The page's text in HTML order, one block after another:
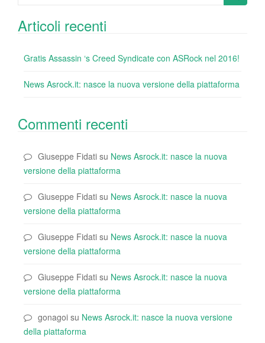
Articoli recenti
Gratis Assassin ‘s Creed Syndicate con ASRock nel 2016!
News Asrock.it: nasce la nuova versione della piattaforma
Commenti recenti
Giuseppe Fidati su News Asrock.it: nasce la nuova
versione della piattaforma
Giuseppe Fidati su News Asrock.it: nasce la nuova
versione della piattaforma
Giuseppe Fidati su News Asrock.it: nasce la nuova
versione della piattaforma
Giuseppe Fidati su News Asrock.it: nasce la nuova
versione della piattaforma
gonagoi su News Asrock.it: nasce la nuova versione
della piattaforma